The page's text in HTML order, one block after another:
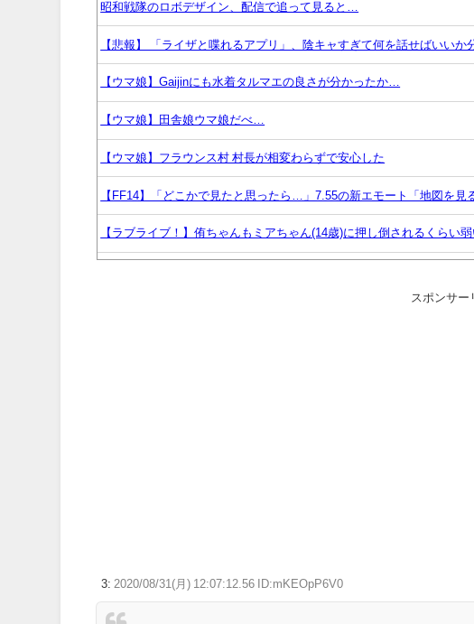
昭和戦隊のロボデザイン、配信で追って見ると…
【悲報】 「ライザと喋れるアプリ」、陰キャすぎて何を話せばいいか
【ウマ娘】Gaijinにも水着タルマエの良さが分かったか…
【ウマ娘】田舎娘ウマ娘だべ…
【ウマ娘】フラウンス村 村長が相変わらずで安心した
【FF14】「どこかで見たと思ったら…」7.55の新エモート「地図を
【ラブライブ！】侑ちゃんもミアちゃん(14歳)に押し倒されるくらい
スポンサー
3: 2020/08/31(月) 12:07:12.56 ID:mKEOpP6V0